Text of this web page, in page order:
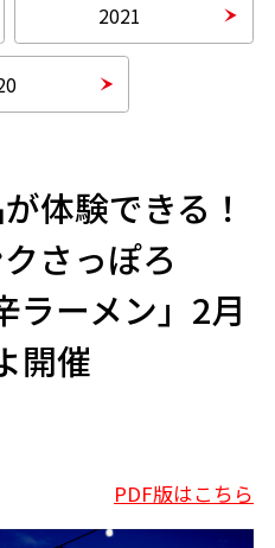
2021
体験できる！
さっぽろ
ラーメン」2月
開催
PDF版はこちら